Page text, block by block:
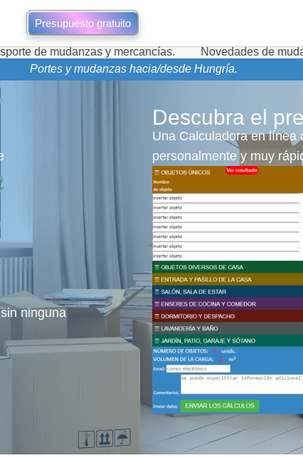
Presupuesto gratuito
y mercancías. Novedades de mudanzas
Portes y mudanzas hacia/desde Hungría.
ninguna
Descubra el
Una Calculadora en línea
personalmente y muy